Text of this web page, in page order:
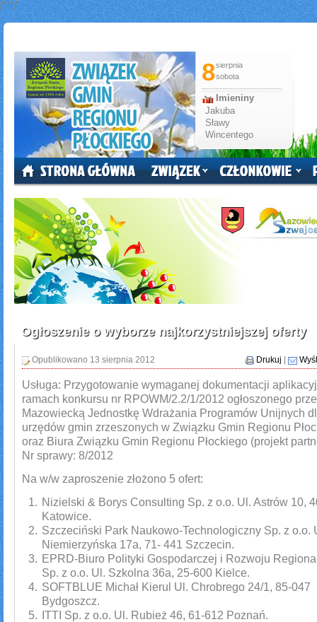
/**/
8 sierpnia
sobota
Imieniny
Jakuba
Sławy
Wincentego
Ogłoszenie o wyborze najkorzystniejszej oferty
Opublikowano 13 sierpnia 2012 Drukuj
Usługa: Przygotowanie wymaganej dokumentacji
ramach konkursu nr RPOWM/2.2/1/2012 ogłoszonego
Mazowiecką Jednostkę Wdrażania Programów Unijnych
urzędów gmin zrzeszonych w Związku Gmin Regionu
oraz Biura Związku Gmin Regionu Płockiego (projekt
Nr sprawy: 8/2012
Na w/w zaproszenie złożono 5 ofert:
Nizielski & Borys Consulting Sp. z o.o. Ul. Astrów 10,
Katowice.
Szczeciński Park Naukowo-Technologiczny Sp. z o.o.
Niemierzyńska 17a, 71- 441 Szczecin.
EPRD-Biuro Polityki Gospodarczej i Rozwoju
Sp. z o.o. Ul. Szkolna 36a, 25-600 Kielce.
SOFTBLUE Michał Kierul Ul. Chrobrego 24/1, 85-047
Bydgoszcz.
ITTI Sp. z o.o. Ul. Rubież 46, 61-612 Poznań.